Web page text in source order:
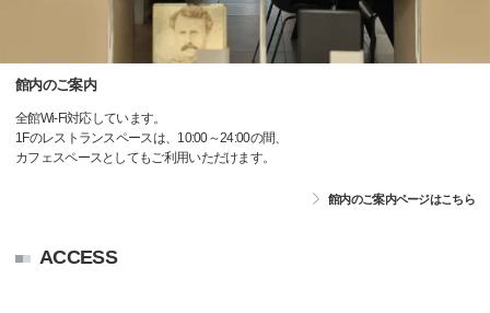
館内のご案内
全館Wi-Fi対応しています。
1Fのレストランスペースは、10:00～24:00の間、
カフェスペースとしてもご利用いただけます。
館内のご案内ページはこちら
ACCESS